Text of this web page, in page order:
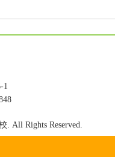
1
. All Rights Reserved.